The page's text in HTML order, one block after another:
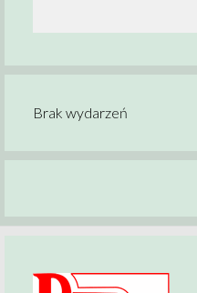
Brak wydarzeń